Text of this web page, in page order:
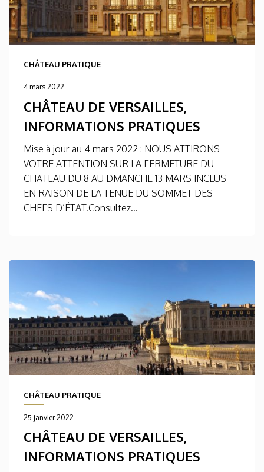
CHÂTEAU PRATIQUE
4 mars 2022
CHÂTEAU DE VERSAILLES,
INFORMATIONS PRATIQUES
Mise à jour au 4 mars 2022 : NOUS ATTIRONS
VOTRE ATTENTION SUR LA FERMETURE DU
CHATEAU DU 8 AU DMANCHE 13 MARS INCLUS
EN RAISON DE LA TENUE DU SOMMET DES
CHEFS D’ÉTAT.Consultez...
CHÂTEAU PRATIQUE
25 janvier 2022
CHÂTEAU DE VERSAILLES,
INFORMATIONS PRATIQUES